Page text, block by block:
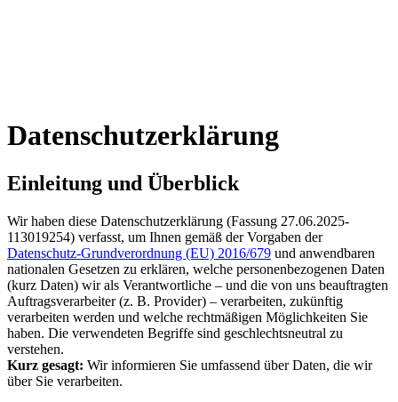
Datenschutzerklärung
Einleitung und Überblick
Wir haben diese Datenschutzerklärung (Fassung 27.06.2025-
113019254) verfasst, um Ihnen gemäß der Vorgaben der
Datenschutz-Grundverordnung (EU) 2016/679 und anwendbaren
nationalen Gesetzen zu erklären, welche personenbezogenen Daten
(kurz Daten) wir als Verantwortliche – und die von uns beauftragten
Auftragsverarbeiter (z. B. Provider) – verarbeiten, zukünftig
verarbeiten werden und welche rechtmäßigen Möglichkeiten Sie
haben. Die verwendeten Begriffe sind geschlechtsneutral zu
verstehen.
Kurz gesagt: Wir informieren Sie umfassend über Daten, die wir
über Sie verarbeiten.